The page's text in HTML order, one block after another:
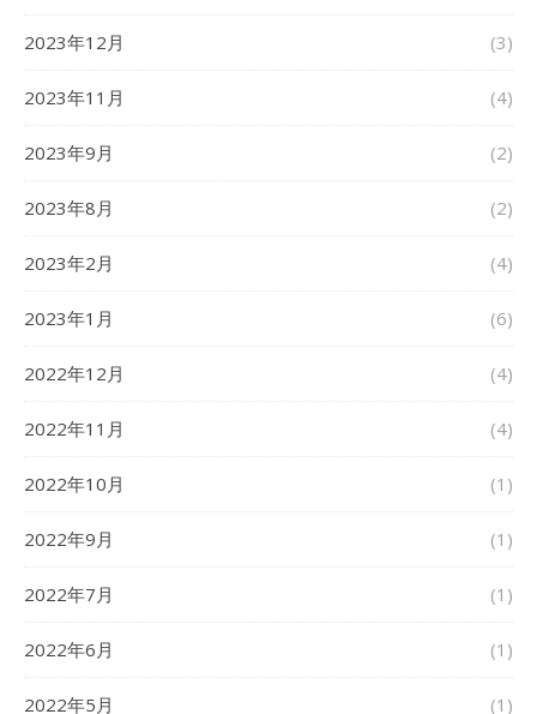
2023年12月 (3)
2023年11月 (4)
2023年9月 (2)
2023年8月 (2)
2023年2月 (4)
2023年1月 (6)
2022年12月 (4)
2022年11月 (4)
2022年10月 (1)
2022年9月 (1)
2022年7月 (1)
2022年6月 (1)
2022年5月 (1)